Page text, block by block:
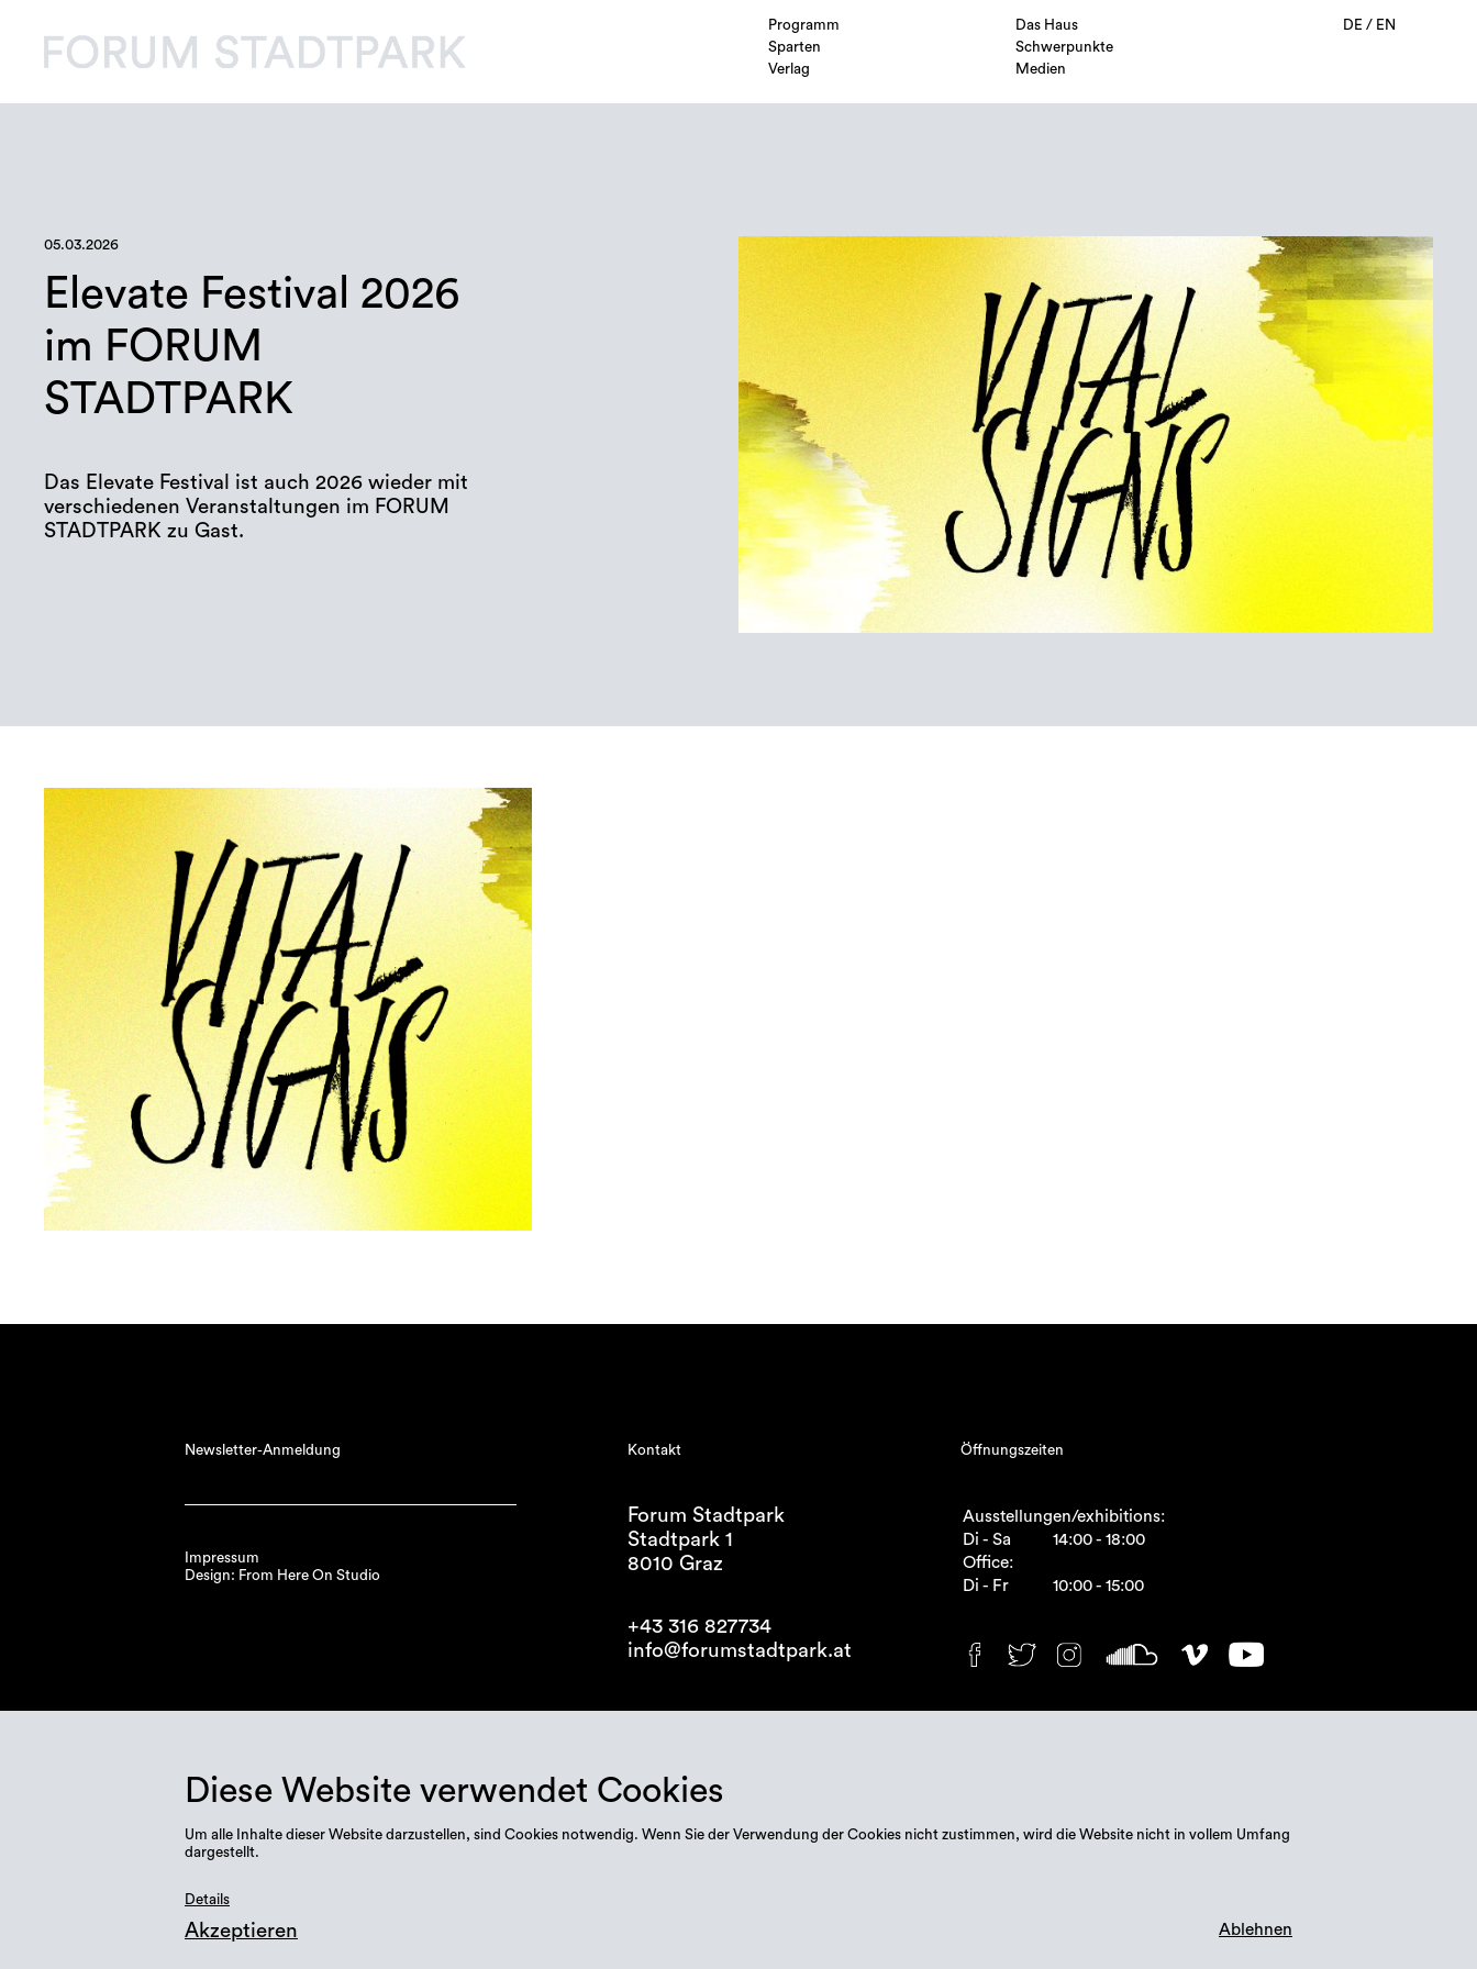
Programm
Das Haus
Sparten
Schwerpunkte
Verlag
Medien
DE/ EN
05.03.2026
Elevate Festival 2026
im FORUM
STADTPARK
Das Elevate Festival ist auch 2026 wieder mit
verschiedenen Veranstaltungen im FORUM
STADTPARK zu Gast.
Newsletter-Anmeldung
Impressum
Design: From Here On Studio
Kontakt
Forum Stadtpark
Stadtpark 1
8010 Graz
+43 316 827734
info@forumstadtpark.at
Öffnungszeiten
Ausstellungen/exhibitions:
Di - Sa
14:00 - 18:00
Office:
Di - Fr
10:00 - 15:00
Diese Website verwendet Cookies
Um alle Inhalte dieser Website darzustellen, sind Cookies notwendig. Wenn Sie der Verwendung der Cookies nicht zustimmen, wird die Website nicht in vollem Umfang
dargestellt.
Details
Akzeptieren Ablehnen